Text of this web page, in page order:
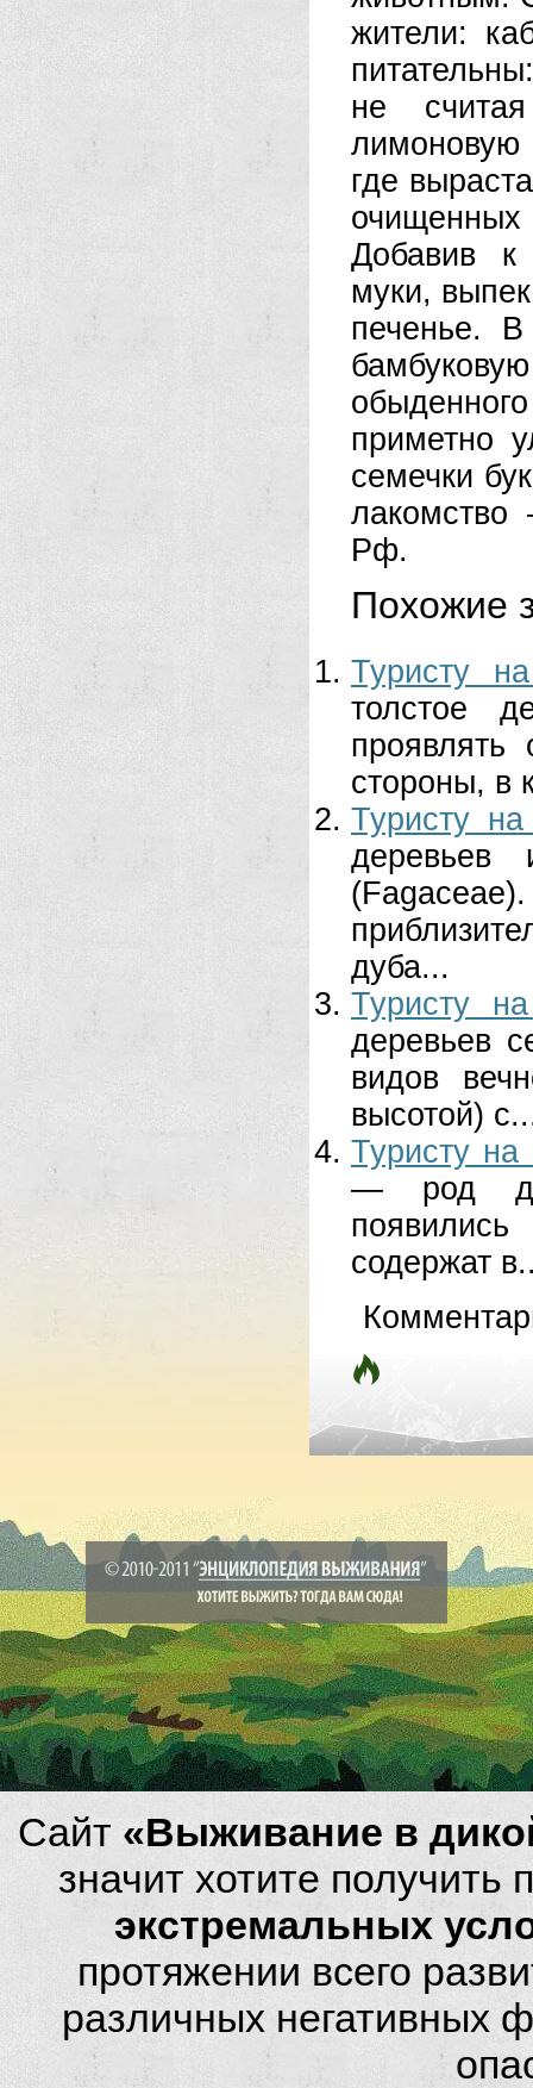
жители:
не
лимоновую
где
очищенных
Добавив к
муки,
печенье.
приметно
семечки
лакомство
Рф.
Похожие
Туристу
толстое
проявлять
стороны, в
Туристу
деревьев
дуба...
Туристу
деревьев
видов
высотой)
Туристу на
— род
содержат
Сайт «Выживание в
значит хотите
экстремальных
протяжении всего
различных негативных